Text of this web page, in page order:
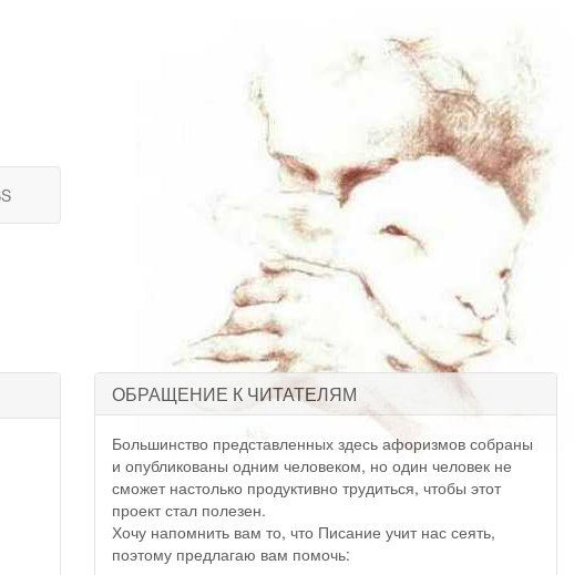
ОБРАЩЕНИЕ К ЧИТАТЕЛЯМ
Большинство представленных здесь афоризмов собраны
и опубликованы одним человеком, но один человек не
сможет настолько продуктивно трудиться, чтобы этот
проект стал полезен.
Хочу напомнить вам то, что Писание учит нас сеять,
поэтому предлагаю вам помочь: